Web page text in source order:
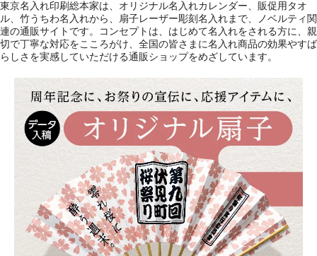
東京名入れ印刷総本家は、オリジナル名入れカレンダー、販促用タオ
ル、竹うちわ名入れから、扇子レーザー彫刻名入れまで、ノベルティ関
連の通販サイトです。コンセプトは、はじめて名入れをされる方に、親
切で丁寧な対応をこころがけ、全国の皆さまに名入れ商品の効果やすば
らしさを実感していただける通販ショップをめざしています。